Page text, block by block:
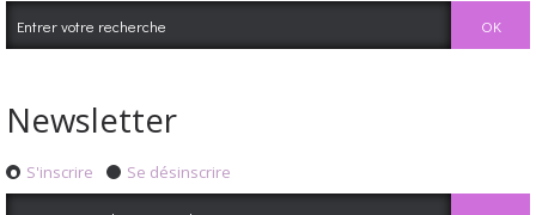
Newsletter
S'inscrire Se désinscrire